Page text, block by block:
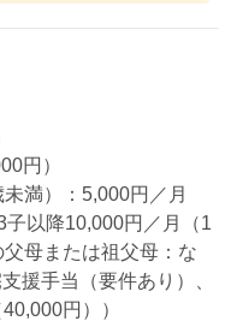
円）
満）：5,000円／月
子以降10,000円／月（1
母または祖父母：な
援手当（要件あり）、
円））